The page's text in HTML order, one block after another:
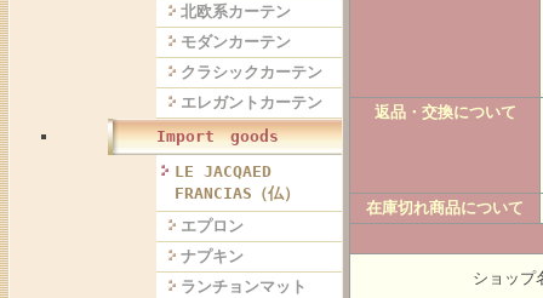
北欧系カーテン
モダンカーテン
クラシックカーテン
エレガントカーテン
Import goods
LE JACQAED
FRANCIAS（仏）
エプロン
ナプキン
ランチョンマット
返品・交換について
在庫切れ商品について
ショッ